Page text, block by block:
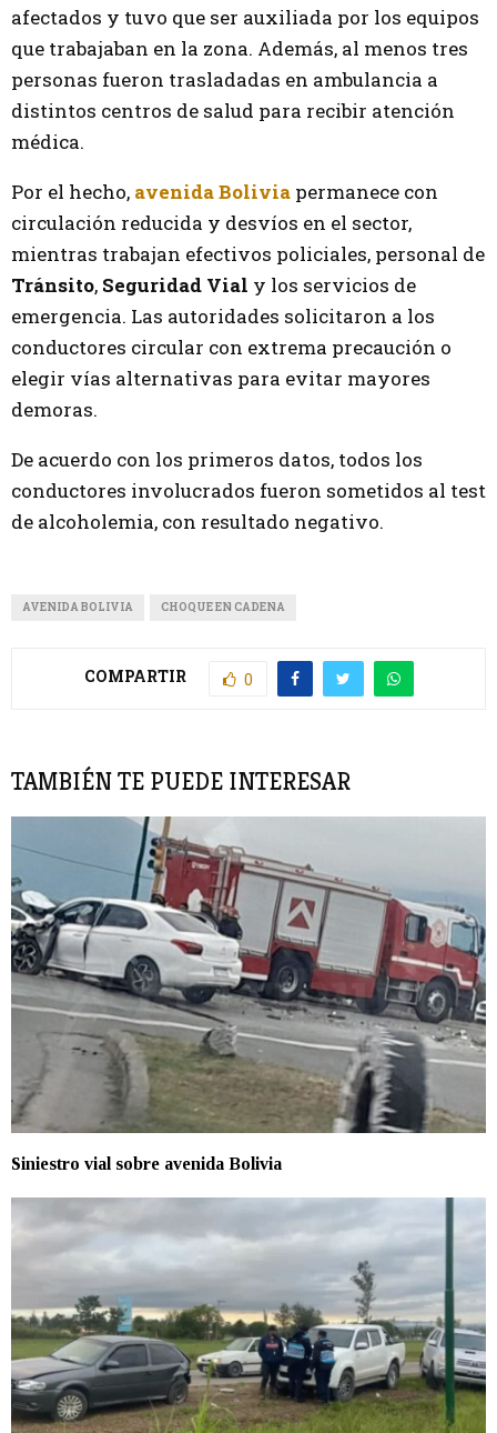
afectados y tuvo que ser auxiliada por los equipos
que trabajaban en la zona. Además, al menos tres
personas fueron trasladadas en ambulancia a
distintos centros de salud para recibir atención
médica.
Por el hecho, avenida Bolivia permanece con
circulación reducida y desvíos en el sector,
mientras trabajan efectivos policiales, personal de
Tránsito, Seguridad Vial y los servicios de
emergencia. Las autoridades solicitaron a los
conductores circular con extrema precaución o
elegir vías alternativas para evitar mayores
demoras.
De acuerdo con los primeros datos, todos los
conductores involucrados fueron sometidos al test
de alcoholemia, con resultado negativo.
AVENIDA BOLIVIA CHOQUE EN CADENA
COMPARTIR 0
TAMBIÉN TE PUEDE INTERESAR
Siniestro vial sobre avenida Bolivia